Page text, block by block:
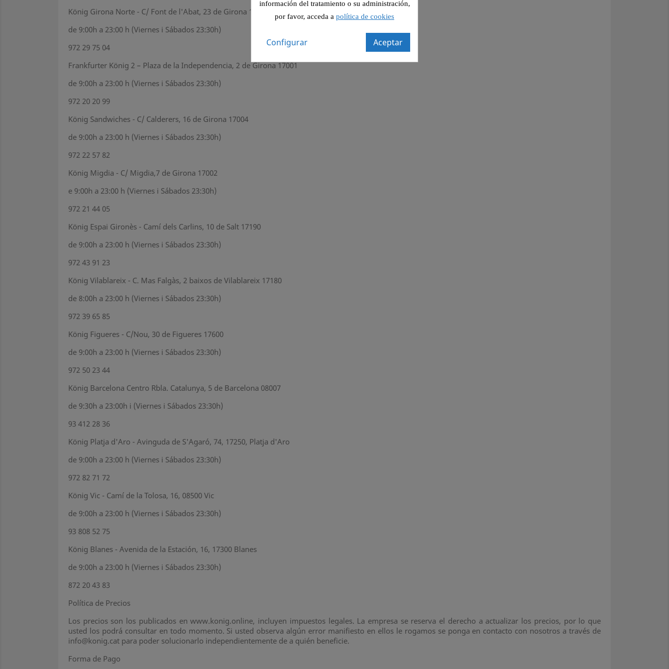
König Girona Norte - C/ Font de l'Abat, 23 de Girona 17007
de 9:00h a 23:00 h (Viernes i Sábados 23:30h)
972 29 75 04
Frankfurter König 2 – Plaza de la Independencia, 2 de Girona 17001
de 9:00h a 23:00 h (Viernes i Sábados 23:30h)
972 20 20 99
König Sandwiches - C/ Calderers, 16 de Girona 17004
de 9:00h a 23:00 h (Viernes i Sábados 23:30h)
972 22 57 82
König Migdia - C/ Migdia,7 de Girona 17002
e 9:00h a 23:00 h (Viernes i Sábados 23:30h)
972 21 44 05
König Espai Gironès - Camí dels Carlins, 10 de Salt 17190
de 9:00h a 23:00 h (Viernes i Sábados 23:30h)
972 43 91 23
König Vilablareix - C. Mas Falgàs, 2 baixos de Vilablareix 17180
de 8:00h a 23:00 h (Viernes i Sábados 23:30h)
972 39 65 85
König Figueres - C/Nou, 30 de Figueres 17600
de 9:00h a 23:00 h (Viernes i Sábados 23:30h)
972 50 23 44
König Barcelona Centro Rbla. Catalunya, 5 de Barcelona 08007
de 9:30h a 23:00h i (Viernes i Sábados 23:30h)
93 412 28 36
König Platja d'Aro - Avinguda de S'Agaró, 74, 17250, Platja d'Aro
de 9:00h a 23:00 h (Viernes i Sábados 23:30h)
972 82 71 72
König Vic - Camí de la Tolosa, 16, 08500 Vic
de 9:00h a 23:00 h (Viernes i Sábados 23:30h)
93 808 52 75
König Blanes - Avenida de la Estación, 16, 17300 Blanes
de 9:00h a 23:00 h (Viernes i Sábados 23:30h)
872 20 43 83
Política de Precios
Los precios son los publicados en www.konig.online, incluyen impuestos legales. La empresa se reserva el derecho a actualizar los precios, por lo que
usted los podrá consultar en todo momento. Si usted observa algún error manifiesto en ellos le rogamos se ponga en contacto con nosotros a través de
info@konig.cat para poder solucionarlo independientemente de a quién beneficie.
Forma de Pago
información del tratamiento o su administración,
por favor, acceda a política de cookies
Aceptar
Configurar